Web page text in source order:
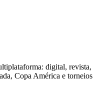
digital,
Copa América e